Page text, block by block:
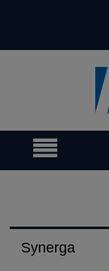
Synerga